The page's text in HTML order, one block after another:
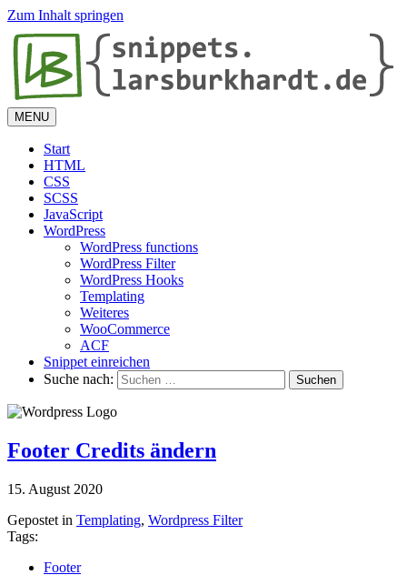
Zum Inhalt springen
MENU
Start
HTML
CSS
SCSS
JavaScript
WordPress
WordPress functions
WordPress Filter
WordPress Hooks
Templating
Weiteres
WooCommerce
ACF
Snippet einreichen
Suche nach:
Footer Credits ändern
15. August 2020
Gepostet in Templating, Wordpress Filter
Tags:
Footer